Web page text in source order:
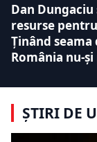
Dan
resurse
Ținând
România nu-
ȘTIRI DE